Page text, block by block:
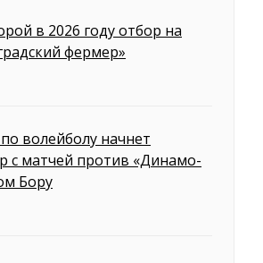
в 2026 году отбор на
фермер»
волейболу начнет
с матчей против «Динамо-
Бору